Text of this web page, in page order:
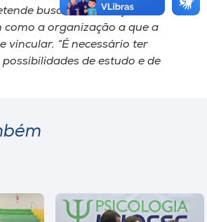
buscar a formação
como a organização a que a
vincular. “É necessário ter
de estudo e de